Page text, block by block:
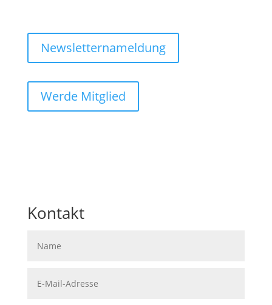
Newsletternameldung
Werde Mitglied
Kontakt